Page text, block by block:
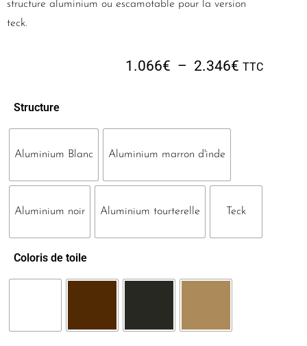
structure aluminium ou escamotable pour la version
teck.
1.066€ – 2.346€ TTC
Structure
Aluminium Blanc Aluminium marron d'inde
Aluminium noir Aluminium tourterelle Teck
Coloris de toile